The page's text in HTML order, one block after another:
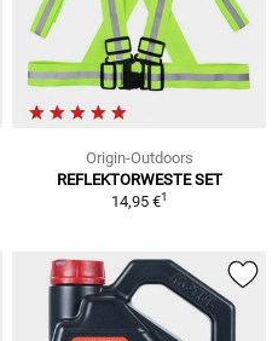
Origin-Outdoors
REFLEKTORWESTE SET
14,95 €1